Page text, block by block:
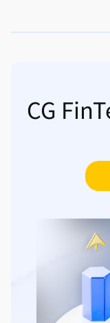
CG